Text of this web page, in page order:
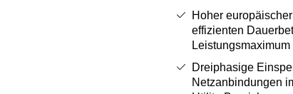
Hoher
effizienten
Leistungsmaximum
Dreiphasige
Netzanbindungen